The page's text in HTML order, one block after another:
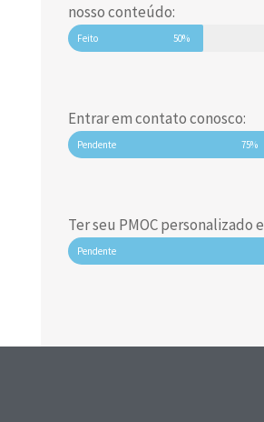
nosso conteúdo:
Feito 50%
Entrar em contato conosco:
Pendente 75%
Ter seu PMOC personalizado
Pendente